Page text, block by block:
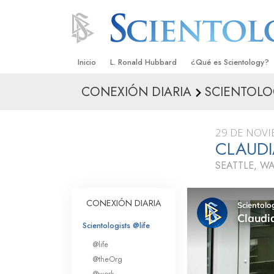
Inicio L. Ronald Hubbard ¿Qué es Scientology?
Creencias y Prácticas
Qué dicen los
Scientology
Conoce a un
Dentro de una Iglesia
Los Principios
Una Introducción a
CONEXIÓN DIARIA
29 DE
SEATTLE,
CONEXIÓN DIARIA
Scientologists @life
@life
@theOrg